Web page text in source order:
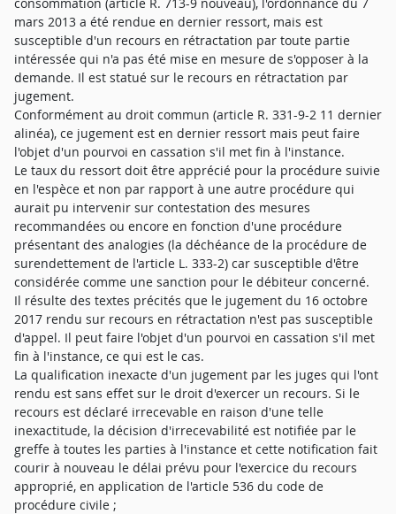
mars 2013 a été rendue en dernier ressort, mais est
susceptible d'un recours en rétractation par toute partie
intéressée qui n'a pas été mise en mesure de s'opposer à la
demande. Il est statué sur le recours en rétractation par
jugement.
Conformément au droit commun (article R. 331-9-2 11 dernier
alinéa), ce jugement est en dernier ressort mais peut faire
l'objet d'un pourvoi en cassation s'il met fin à l'instance.
Le taux du ressort doit être apprécié pour la procédure suivie
en l'espèce et non par rapport à une autre procédure qui
aurait pu intervenir sur contestation des mesures
recommandées ou encore en fonction d'une procédure
présentant des analogies (la déchéance de la procédure de
surendettement de l'article L. 333-2) car susceptible d'être
considérée comme une sanction pour le débiteur concerné.
Il résulte des textes précités que le jugement du 16 octobre
2017 rendu sur recours en rétractation n'est pas susceptible
d'appel. Il peut faire l'objet d'un pourvoi en cassation s'il met
fin à l'instance, ce qui est le cas.
La qualification inexacte d'un jugement par les juges qui l'ont
rendu est sans effet sur le droit d'exercer un recours. Si le
recours est déclaré irrecevable en raison d'une telle
inexactitude, la décision d'irrecevabilité est notifiée par le
greffe à toutes les parties à l'instance et cette notification fait
courir à nouveau le délai prévu pour l'exercice du recours
approprié, en application de l'article 536 du code de
procédure civile ;